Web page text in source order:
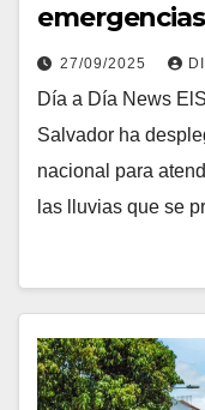
27/09/2025
Día a Día News
Salvador ha
nacional para
las lluvias que se